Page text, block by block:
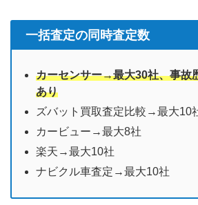
一括査定の同時査定数
カーセンサー→最大30社、事故
あり
ズバット買取査定比較→最大10
カービュー→最大8社
楽天→最大10社
ナビクル車査定→最大10社